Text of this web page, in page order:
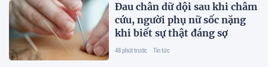
Đau chân dữ dội sau khi châm
cứu, người phụ nữ sốc nặng
khi biết sự thật đáng sợ
48 phút trước Tin tức